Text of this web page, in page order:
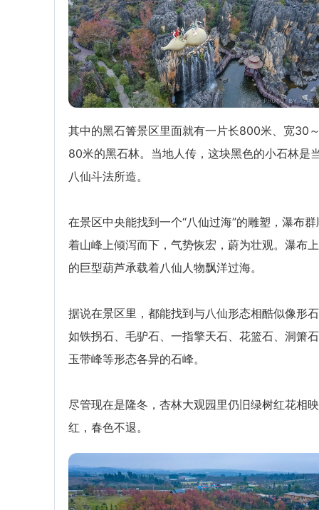
其中的黑石箐景区里面就有一片长800米、宽30
80米的黑石林。当地人传，这块黑色的小石林是
八仙斗法所造。
在景区中央能找到一个“八仙过海”的雕塑，瀑布群
着山峰上倾泻而下，气势恢宏，蔚为壮观。瀑布
的巨型葫芦承载着八仙人物飘洋过海。
据说在景区里，都能找到与八仙形态相酷似像形
如铁拐石、毛驴石、一指擎天石、花篮石、洞箫
玉带峰等形态各异的石峰。
尽管现在是隆冬，杏林大观园里仍旧绿树红花相映
红，春色不退。